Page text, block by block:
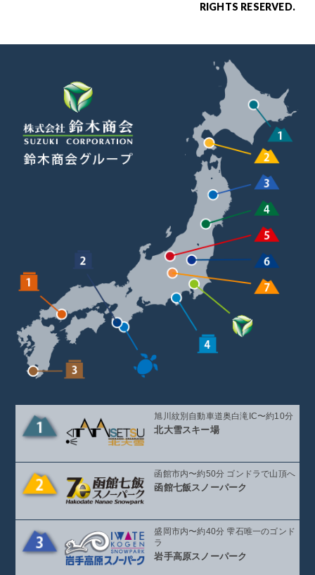
RIGHTS RESERVED.
旭川紋別自動車道奥白滝IC〜約10分
北大雪スキー場
函館市内〜約50分 ゴンドラで山頂へ
函館七飯スノーパーク
盛岡市内〜約40分 雫石唯一のゴンド
ラ
岩手高原スノーパーク